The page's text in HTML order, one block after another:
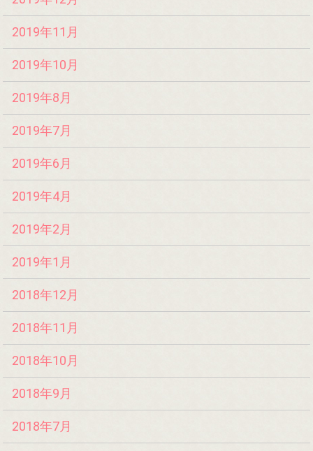
2019年11月
2019年10月
2019年8月
2019年7月
2019年6月
2019年4月
2019年2月
2019年1月
2018年12月
2018年11月
2018年10月
2018年9月
2018年7月